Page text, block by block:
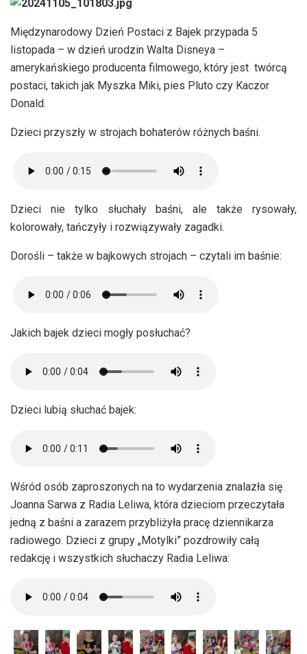
Międzynarodowy Dzień Postaci z Bajek przypada 5
listopada – w dzień urodzin Walta Disneya –
amerykańskiego producenta filmowego, który jest twórcą
postaci, takich jak Myszka Miki, pies Pluto czy Kaczor
Donald.
Dzieci przyszły w strojach bohaterów różnych baśni.
Dzieci nie tylko słuchały baśni, ale także rysowały,
kolorowały, tańczyły i rozwiązywały zagadki.
Dorośli – także w bajkowych strojach – czytali im baśnie:
Jakich bajek dzieci mogły posłuchać?
Dzieci lubią słuchać bajek:
Wśród osób zaproszonych na to wydarzenia znalazła się
Joanna Sarwa z Radia Leliwa, która dzieciom przeczytała
jedną z baśni a zarazem przybliżyła pracę dziennikarza
radiowego. Dzieci z grupy „Motylki” pozdrowiły całą
redakcję i wszystkich słuchaczy Radia Leliwa: